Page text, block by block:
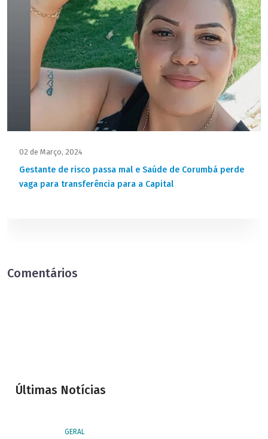
02 de Março, 2024
Gestante de risco passa mal e Saúde de Corumbá perde
vaga para transferência para a Capital
Comentários
Últimas Notícias
GERAL